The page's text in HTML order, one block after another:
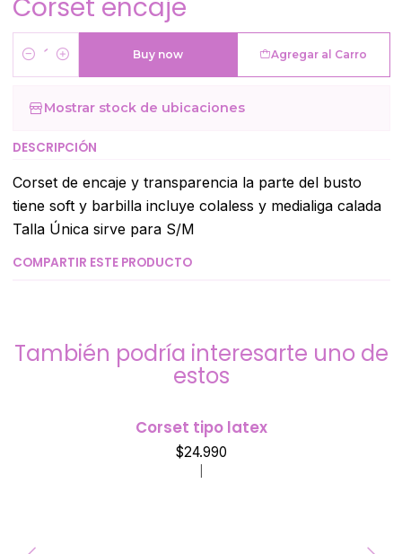
Corset encaje
Cantidad
Agregar al Carro
Buy now
Mostrar stock de ubicaciones
DESCRIPCIÓN
Corset de encaje y transparencia la parte del busto
tiene soft y barbilla incluye colaless y medialiga calada
Talla Única sirve para S/M
COMPARTIR ESTE PRODUCTO
También podría interesarte uno de
estos
Corset tipo latex
$24.990